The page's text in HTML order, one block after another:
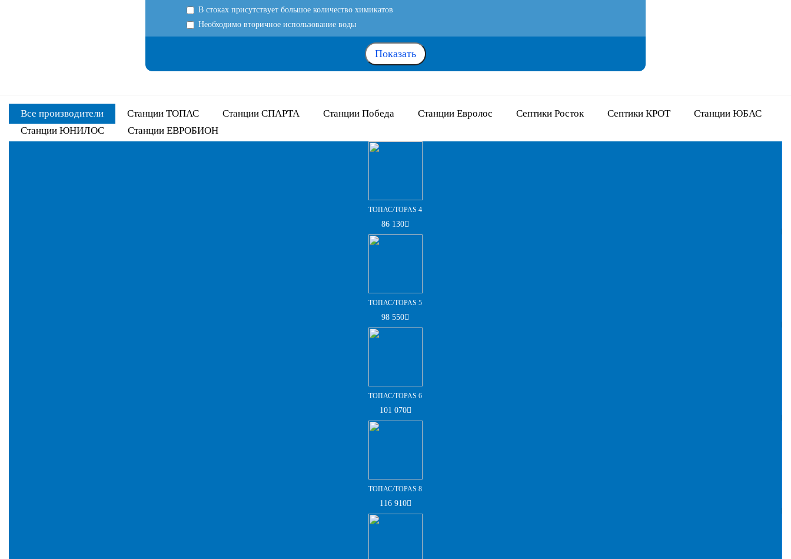
В стоках присутствует большое количество химикатов
Необходимо вторичное использование воды
Все производители Станции ТОПАС Станции СПАРТА Станции Победа Станции Евролос Септики Росток Септики КРОТ
Станции ЮБАС
Станции ЮНИЛОС
Станции ЕВРОБИОН
ТОПАС/TOPAS 4
86 130
ТОПАС/TOPAS 5
98 550
ТОПАС/TOPAS 6
101 070
ТОПАС/TOPAS 8
116 910